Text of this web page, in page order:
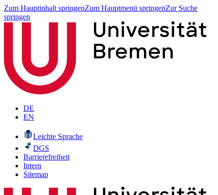
Zum Hauptinhalt springenZum Hauptmenü springenZur Suche
springen
DE
EN
Leichte Sprache
DGS
Barrierefreiheit
Intern
Sitemap